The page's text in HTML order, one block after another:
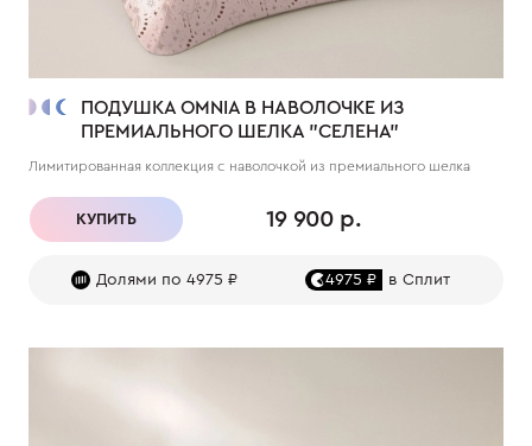
ПОДУШКА OMNIA В НАВОЛОЧКЕ ИЗ
ПРЕМИАЛЬНОГО ШЕЛКА "СЕЛЕНА"
Лимитированная коллекция с наволочкой из премиального шелка
КУПИТЬ 19 900 р.
Долями по 4975 ₽ 4975 ₽ в Сплит